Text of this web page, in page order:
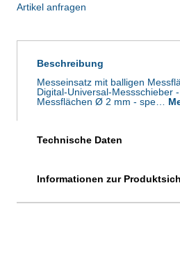
Artikel anfragen
Beschreibung
Messeinsatz mit balligen
Digital-Universal-Messschieber
Messflächen Ø 2 mm - spe…
Technische Daten
Informationen zur